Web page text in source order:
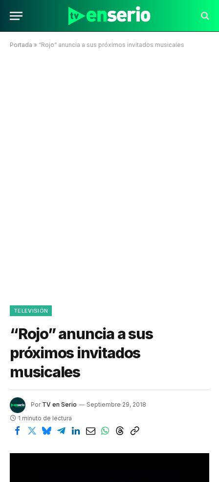
Portada » “Rojo” anuncia a sus próximos invitados musicales
TELEVISIÓN
“Rojo” anuncia a sus
próximos invitados
musicales
Por TV en Serio
Septiembre 29, 2018
1 minuto de lectura